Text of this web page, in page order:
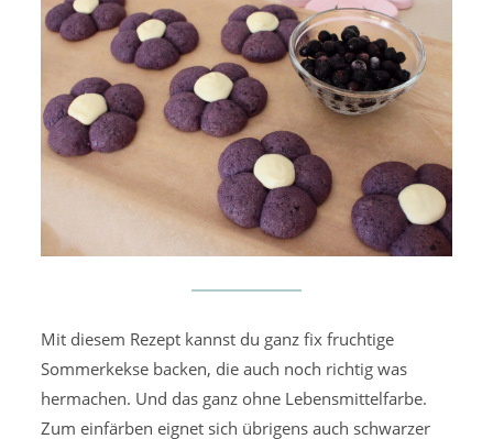
Mit diesem Rezept kannst du ganz fix fruchtige
Sommerkekse backen, die auch noch richtig was
hermachen. Und das ganz ohne Lebensmittelfarbe.
Zum einfärben eignet sich übrigens auch schwarzer